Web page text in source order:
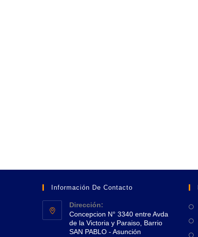
Información De Contacto
Dirección:
Concepcion N° 3340 entre Avda
de la Victoria y Paraiso, Barrio
SAN PABLO - Asunción